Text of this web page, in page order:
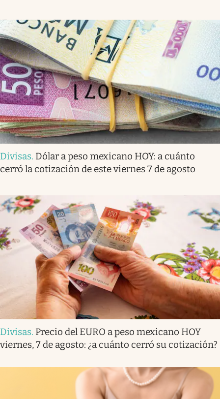
Divisas. Dólar a peso mexicano HOY: a cuánto
cerró la cotización de este viernes 7 de agosto
Divisas. Precio del EURO a peso mexicano HOY
viernes, 7 de agosto: ¿a cuánto cerró su cotización?